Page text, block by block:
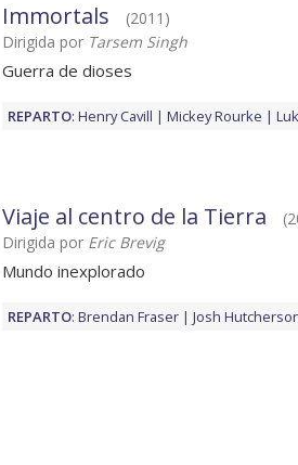
Immortals
(2011)
Dirigida por Tarsem Singh
Guerra de dioses
REPARTO: Henry Cavill Mickey Rourke
Viaje al centro de la Tierra
Dirigida por Eric Brevig
Mundo inexplorado
REPARTO: Brendan Fraser Josh